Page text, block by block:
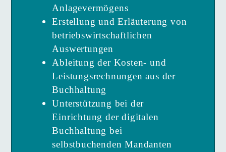
Anlagevermögens
Erstellung und Erläuterung von
betriebswirtschaftlichen
Auswertungen
Ableitung der Kosten- und
Leistungsrechnungen aus der
Buchhaltung
Unterstützung bei der
Einrichtung der digitalen
Buchhaltung bei
selbstbuchenden Mandanten